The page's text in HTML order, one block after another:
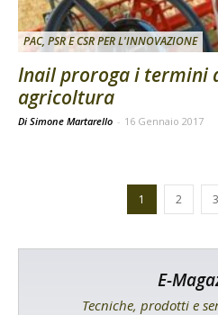
PAC, PSR E CSR PER L'INNOVAZIONE
Inail proroga i termini
agricoltura
Di Simone Martarello - 16 Gennaio 2017
1 2 3
E-
Tecniche, prodotti e